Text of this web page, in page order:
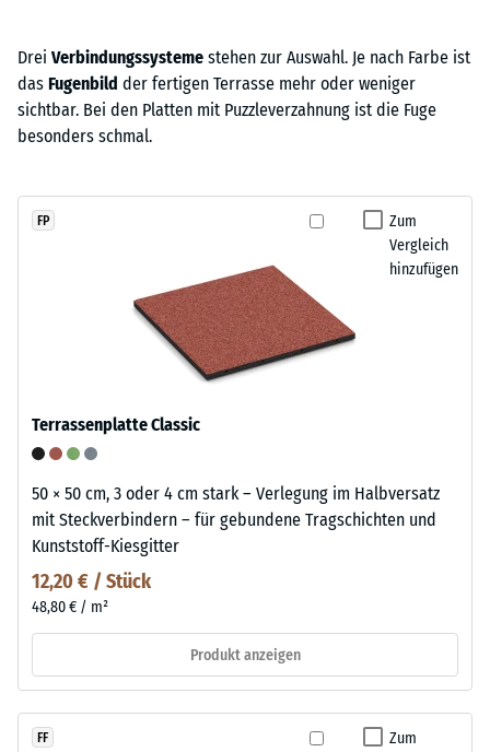
Drei Verbindungssysteme stehen zur Auswahl. Je nach Farbe ist
das Fugenbild der fertigen Terrasse mehr oder weniger
sichtbar. Bei den Platten mit Puzzleverzahnung ist die Fuge
besonders schmal.
Zum
Vergleich
hinzufügen
FP
Terrassenplatte Classic
50 × 50 cm, 3 oder 4 cm stark – Verlegung im Halbversatz
mit Steckverbindern – für gebundene Tragschichten und
Kunststoff-Kiesgitter
12,20 € / Stück
48,80 € / m²
Produkt anzeigen
Zum
FF